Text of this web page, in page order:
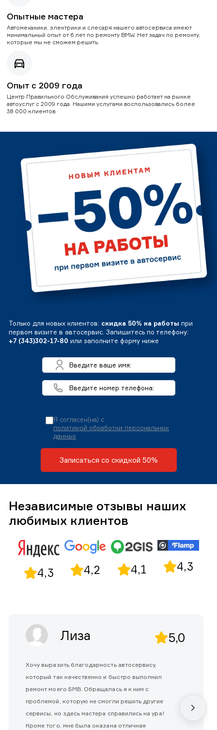
Опытные мастера
Автомеханики, электрики и слесаря нашего автосервиса имеют
минимальный опыт от 6 лет по ремонту BMW. Нет задач по ремонту,
которые мы не сможем решить.
Опыт с 2009 года
Центр Правильного Обслуживания успешно работает на рынке
автоуслуг с 2009 года. Нашими услугами воспользовались более
38 000 клиентов.
Только для новых клиентов: скидка 50% на работы при
первом визите в автосервис. Запишитесь по телефону:
+7 (343)302-17-80 или заполните форму ниже
Я согласен(на) с
политикой обработки персональных
данных
Записаться со скидкой 50%
Независимые отзывы наших
любимых клиентов
4,3 4,2 4,1 4,3
Лиза 5,0
Хочу выразить благодарность автосервису,
который так качественно и быстро выполнил
ремонт моего БМВ. Обращалась я к ним с
проблемой, которую не смогли решить другие
сервисы, но здесь мастера справились на ура!
Кроме того, мне была оказана отличная